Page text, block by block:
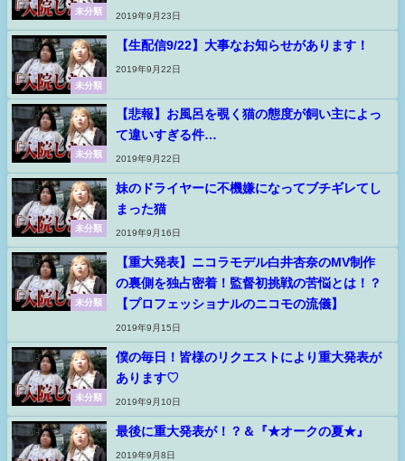
未分類
2019年9月23日
未分類
【生配信9/22】大事なお知らせがあります！
2019年9月22日
未分類
【悲報】お風呂を覗く猫の態度が飼い主によっ
て違いすぎる件…
2019年9月22日
未分類
妹のドライヤーに不機嫌になってブチギレてし
まった猫
2019年9月16日
未分類
【重大発表】ニコラモデル白井杏奈のMV制作
の裏側を独占密着！監督初挑戦の苦悩とは！？
【プロフェッショナルのニコモの流儀】
2019年9月15日
未分類
僕の毎日！皆様のリクエストにより重大発表が
あります♡
2019年9月10日
最後に重大発表が！？＆『★オークの夏★』
2019年9月8日